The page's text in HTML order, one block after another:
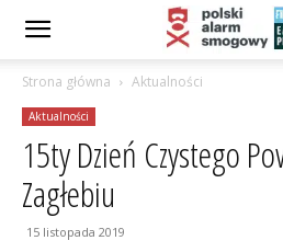
Strona główna Aktualności
Aktualności
15ty Dzień Czystego
Zagłebiu
15 listopada 2019